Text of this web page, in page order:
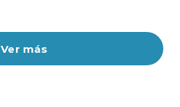
Ver más